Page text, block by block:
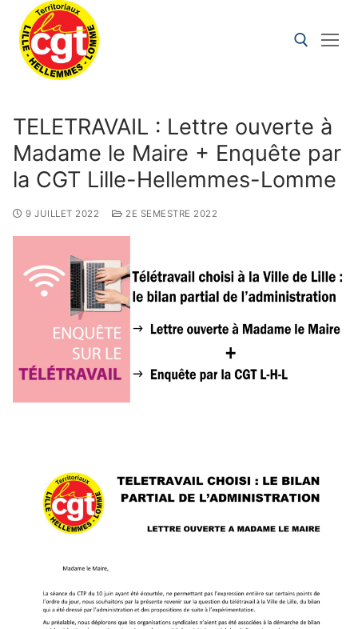
TELETRAVAIL : Lettre ouverte à
Madame le Maire + Enquête par
la CGT Lille-Hellemmes-Lomme
9 JUILLET 2022 2E SEMESTRE 2022